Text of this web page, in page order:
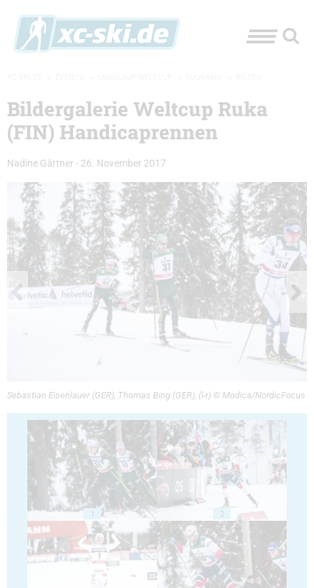
Bildergalerie Weltcup Ruka
(FIN) Handicaprennen
Nadine Gärtner - 26. November 2017
Sebastian Eisenlauer (GER), Thomas Bing (GER), (l-r) © Modica/NordicFocus
1 2